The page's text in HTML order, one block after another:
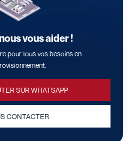
vous aider !
pour tous vos besoins en
SUR WHATSAPP
CONTACTER